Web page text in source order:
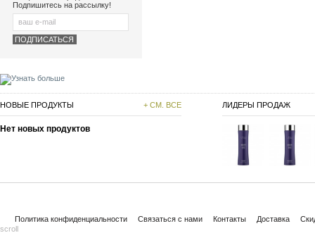
Подпишитесь на рассылку!
НОВЫЕ ПРОДУКТЫ + СМ. ВСЕ
Нет новых продуктов
ЛИДЕРЫ ПРОДАЖ
Политика конфиденциальности Связаться с нами Контакты Доставка
scroll